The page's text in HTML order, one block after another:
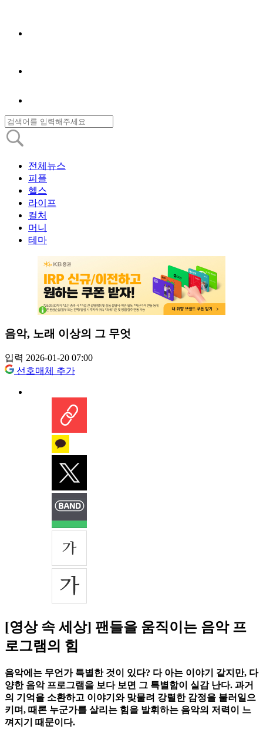
전체뉴스
피플
헬스
라이프
컬처
머니
테마
음악, 노래 이상의 그 무엇
입력 2026-01-20 07:00
선호매체 추가
[영상 속 세상] 팬들을 움직이는 음악 프
로그램의 힘
음악에는 무언가 특별한 것이 있다? 다 아는 이야기 같지만, 다
양한 음악 프로그램을 보다 보면 그 특별함이 실감 난다. 과거
의 기억을 소환하고 이야기와 맞물려 강렬한 감정을 불러일으
키며, 때론 누군가를 살리는 힘을 발휘하는 음악의 저력이 느
껴지기 때문이다.